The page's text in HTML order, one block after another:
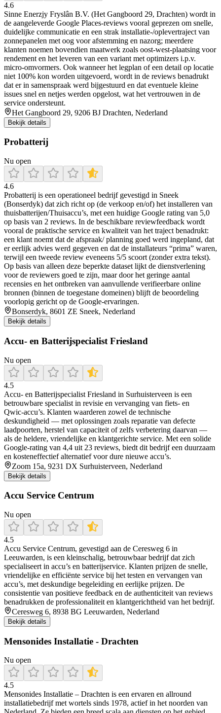
4.6
Sinne Enerzjy Fryslân B.V. (Het Gangboord 29, Drachten) wordt in
de aangeleverde Google Places-reviews vooral geprezen om snelle,
duidelijke communicatie en een strak installatie-/oplevertraject van
zonnepanelen met oog voor afstemming en nazorg; meerdere
klanten noemen bovendien maatwerk zoals oost-west-plaatsing voor
rendement en het leveren van een variant met optimizers i.p.v.
micro-omvormers. Ook wanneer het legplan of een detail op locatie
niet 100% kon worden uitgevoerd, wordt in de reviews benadrukt
dat er in samenspraak werd bijgestuurd en dat eventuele kleine
issues snel en netjes werden opgelost, wat het vertrouwen in de
service ondersteunt.
Het Gangboord 29, 9206 BJ Drachten, Nederland
Bekijk details
Probatterij
Nu open
4.6
Probatterij is een operationeel bedrijf gevestigd in Sneek
(Bonserdyk) dat zich richt op (de verkoop en/of) het installeren van
thuisbatterijen/Thuisaccu’s, met een huidige Google rating van 5,0
op basis van 2 reviews. In de beschikbare reviewfeedback wordt
vooral de praktische service en kwaliteit van het traject benadrukt:
een klant noemt dat de afspraak/ planning goed werd ingepland, dat
er eerlijk advies werd gegeven en dat de installateurs “prima” waren,
terwijl een tweede review eveneens 5/5 scoort (zonder extra tekst).
Op basis van alleen deze beperkte dataset lijkt de dienstverlening
voor de reviewers goed te zijn, maar door het geringe aantal
recensies en het ontbreken van aanvullende verifieerbare online
bronnen (binnen de toegestane domeinen) blijft de beoordeling
voorlopig gericht op de Google-ervaringen.
Bonserdyk, 8601 ZE Sneek, Nederland
Bekijk details
Accu- en Batterijspecialist Friesland
Nu open
4.5
Accu‑ en Batterijspecialist Friesland in Surhuisterveen is een
betrouwbare specialist in revisie en vervanging van fiets‑ en
Qwic‑accu’s. Klanten waarderen zowel de technische
deskundigheid — met oplossingen zoals reparatie van defecte
laadpoorten, herstel van capaciteit of zelfs verbetering daarvan —
als de heldere, vriendelijke en klantgerichte service. Met een solide
Google‑rating van 4,4 uit 23 reviews, biedt dit bedrijf een duurzaam
en kosteneffectief alternatief voor dure nieuwe accu’s.
Zoom 15a, 9231 DX Surhuisterveen, Nederland
Bekijk details
Accu Service Centrum
Nu open
4.5
Accu Service Centrum, gevestigd aan de Ceresweg 6 in
Leeuwarden, is een kleinschalig, betrouwbaar bedrijf dat zich
specialiseert in accu’s en batterijservice. Klanten prijzen de snelle,
vriendelijke en efficiënte service bij het testen en vervangen van
accu’s, met deskundige begeleiding en eerlijke prijzen. De
consistentie van positieve feedback en de authenticiteit van reviews
benadrukken de professionaliteit en klantgerichtheid van het bedrijf.
Ceresweg 6, 8938 BG Leeuwarden, Nederland
Bekijk details
Mensonides Installatie - Drachten
Nu open
4.5
Mensonides Installatie – Drachten is een ervaren en allround
installatiebedrijf met wortels sinds 1978, actief in het noorden van